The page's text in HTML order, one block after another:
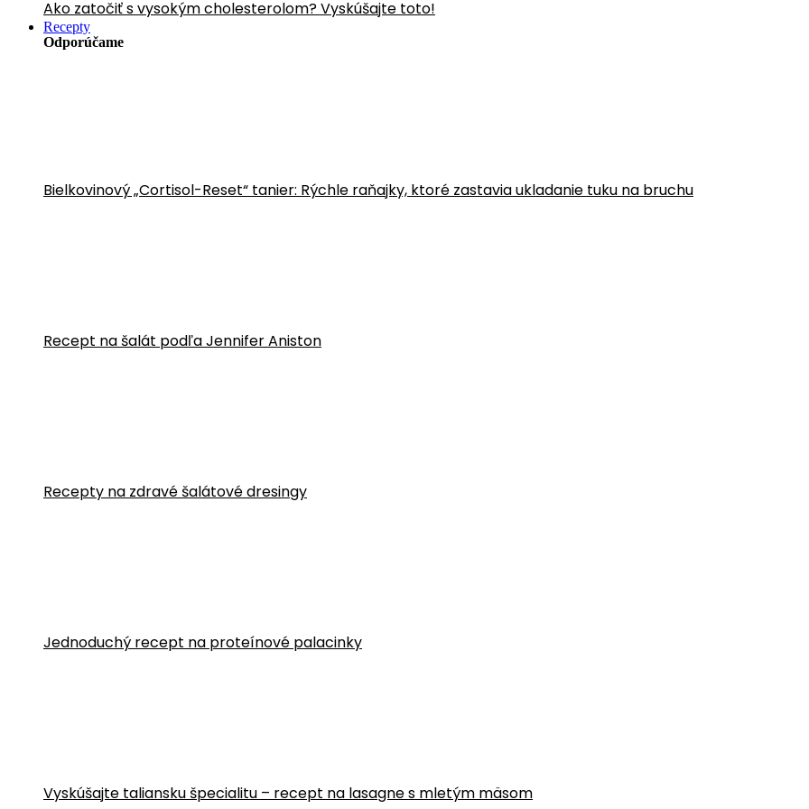
Ako zatočiť s vysokým cholesterolom? Vyskúšajte toto!
Recepty
Odporúčame
Bielkovinový „Cortisol-Reset“ tanier: Rýchle raňajky, ktoré zastavia ukladanie tuku na bruchu
Recept na šalát podľa Jennifer Aniston
Recepty na zdravé šalátové dresingy
Jednoduchý recept na proteínové palacinky
Vyskúšajte taliansku špecialitu – recept na lasagne s mletým mäsom